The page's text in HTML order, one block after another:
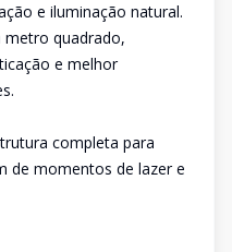
e iluminação natural.
metro quadrado,
e melhor
completa para
de momentos de lazer e